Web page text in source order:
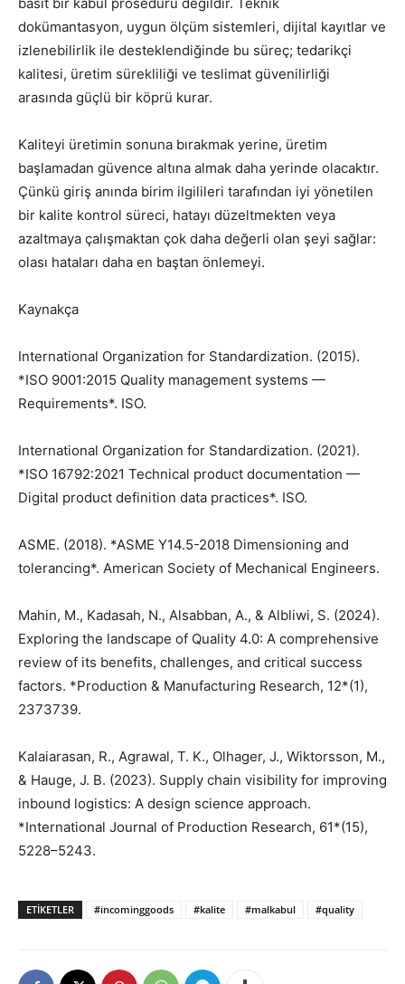
dokümantasyon, uygun ölçüm sistemleri, dijital kayıtlar ve
izlenebilirlik ile desteklendiğinde bu süreç; tedarikçi
kalitesi, üretim sürekliliği ve teslimat güvenilirliği
arasında güçlü bir köprü kurar.
Kaliteyi üretimin sonuna bırakmak yerine, üretim
başlamadan güvence altına almak daha yerinde olacaktır.
Çünkü giriş anında birim ilgilileri tarafından iyi yönetilen
bir kalite kontrol süreci, hatayı düzeltmekten veya
azaltmaya çalışmaktan çok daha değerli olan şeyi sağlar:
olası hataları daha en baştan önlemeyi.
Kaynakça
International Organization for Standardization. (2015).
*ISO 9001:2015 Quality management systems —
Requirements*. ISO.
International Organization for Standardization. (2021).
*ISO 16792:2021 Technical product documentation —
Digital product definition data practices*. ISO.
ASME. (2018). *ASME Y14.5-2018 Dimensioning and
tolerancing*. American Society of Mechanical Engineers.
Mahin, M., Kadasah, N., Alsabban, A., & Albliwi, S. (2024).
Exploring the landscape of Quality 4.0: A comprehensive
review of its benefits, challenges, and critical success
factors. *Production & Manufacturing Research, 12*(1),
2373739.
Kalaiarasan, R., Agrawal, T. K., Olhager, J., Wiktorsson, M.,
& Hauge, J. B. (2023). Supply chain visibility for improving
inbound logistics: A design science approach.
*International Journal of Production Research, 61*(15),
5228–5243.
ETIKETLER #incominggoods #kalite #malkabul #quality